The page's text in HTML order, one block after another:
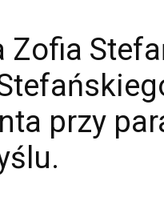
Zofia
przy